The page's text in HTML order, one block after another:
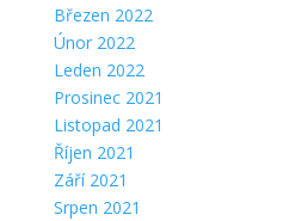
Březen 2022
Únor 2022
Leden 2022
Prosinec 2021
Listopad 2021
Říjen 2021
Září 2021
Srpen 2021